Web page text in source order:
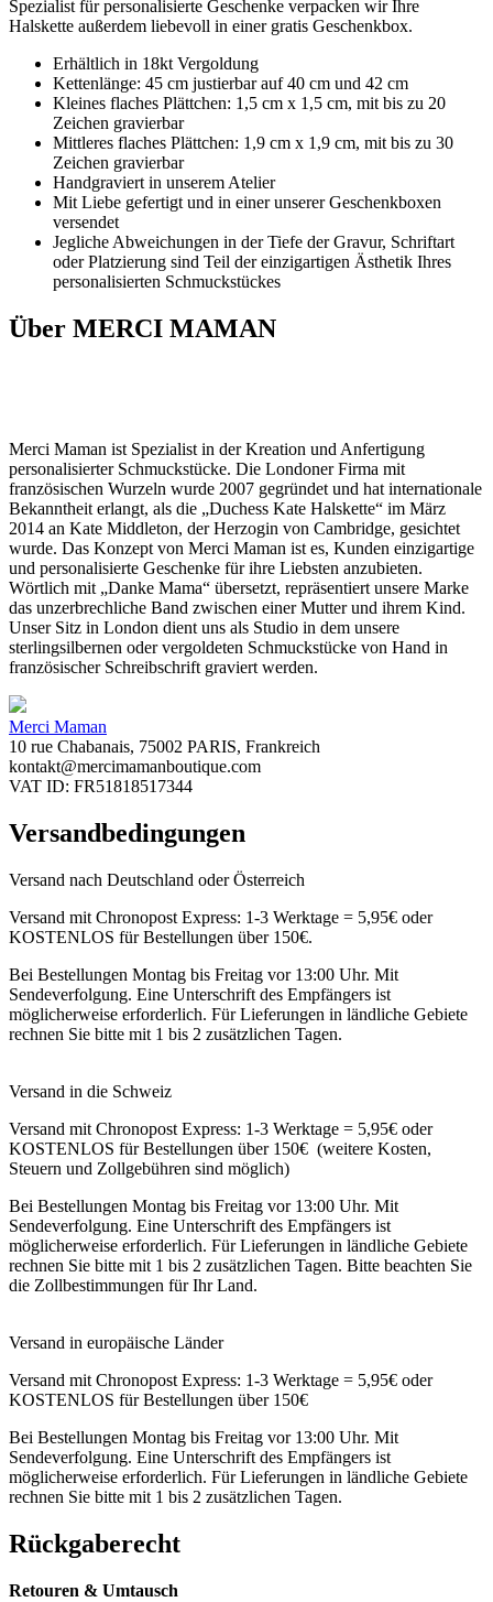
Spezialist für personalisierte Geschenke verpacken wir Ihre
Halskette außerdem liebevoll in einer gratis Geschenkbox.
Erhältlich in 18kt Vergoldung
Kettenlänge: 45 cm justierbar auf 40 cm und 42 cm
Kleines flaches Plättchen: 1,5 cm x 1,5 cm, mit bis zu 20
Zeichen gravierbar
Mittleres flaches Plättchen: 1,9 cm x 1,9 cm, mit bis zu 30
Zeichen gravierbar
Handgraviert in unserem Atelier
Mit Liebe gefertigt und in einer unserer Geschenkboxen
versendet
Jegliche Abweichungen in der Tiefe der Gravur, Schriftart
oder Platzierung sind Teil der einzigartigen Ästhetik Ihres
personalisierten Schmuckstückes
Über MERCI MAMAN
Merci Maman ist Spezialist in der Kreation und Anfertigung
personalisierter Schmuckstücke. Die Londoner Firma mit
französischen Wurzeln wurde 2007 gegründet und hat internationale
Bekanntheit erlangt, als die „Duchess Kate Halskette“ im März
2014 an Kate Middleton, der Herzogin von Cambridge, gesichtet
wurde. Das Konzept von Merci Maman ist es, Kunden einzigartige
und personalisierte Geschenke für ihre Liebsten anzubieten.
Wörtlich mit „Danke Mama“ übersetzt, repräsentiert unsere Marke
das unzerbrechliche Band zwischen einer Mutter und ihrem Kind.
Unser Sitz in London dient uns als Studio in dem unsere
sterlingsilbernen oder vergoldeten Schmuckstücke von Hand in
französischer Schreibschrift graviert werden.
Merci Maman
10 rue Chabanais, 75002 PARIS, Frankreich
kontakt@mercimamanboutique.com
VAT ID: FR51818517344
Versandbedingungen
Versand nach Deutschland oder Österreich
Versand mit Chronopost Express: 1-3 Werktage = 5,95€ oder
KOSTENLOS für Bestellungen über 150€.
Bei Bestellungen Montag bis Freitag vor 13:00 Uhr. Mit
Sendeverfolgung. Eine Unterschrift des Empfängers ist
möglicherweise erforderlich. Für Lieferungen in ländliche Gebiete
rechnen Sie bitte mit 1 bis 2 zusätzlichen Tagen.
Versand in die Schweiz
Versand mit Chronopost Express: 1-3 Werktage = 5,95€ oder
KOSTENLOS für Bestellungen über 150€ (weitere Kosten,
Steuern und Zollgebühren sind möglich)
Bei Bestellungen Montag bis Freitag vor 13:00 Uhr. Mit
Sendeverfolgung. Eine Unterschrift des Empfängers ist
möglicherweise erforderlich. Für Lieferungen in ländliche Gebiete
rechnen Sie bitte mit 1 bis 2 zusätzlichen Tagen. Bitte beachten Sie
die Zollbestimmungen für Ihr Land.
Versand in europäische Länder
Versand mit Chronopost Express: 1-3 Werktage = 5,95€ oder
KOSTENLOS für Bestellungen über 150€
Bei Bestellungen Montag bis Freitag vor 13:00 Uhr. Mit
Sendeverfolgung. Eine Unterschrift des Empfängers ist
möglicherweise erforderlich. Für Lieferungen in ländliche Gebiete
rechnen Sie bitte mit 1 bis 2 zusätzlichen Tagen.
Rückgaberecht
Retouren & Umtausch